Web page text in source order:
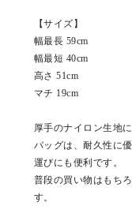
【サイズ】
幅最長 59cm
幅最短 40cm
高さ 51cm
マチ 19cm
厚手のナイロン生地
バッグは、耐久性に
運びにも便利です。
普段の買い物はもち
す。